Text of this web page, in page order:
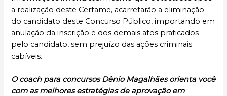
a realização deste Certame, acarretarão a eliminação
do candidato deste Concurso Público, importando em
anulação da inscrição e dos demais atos praticados
pelo candidato, sem prejuízo das ações criminais
cabíveis.
O coach para concursos Dênio Magalhães orienta você
com as melhores estratégias de aprovação em